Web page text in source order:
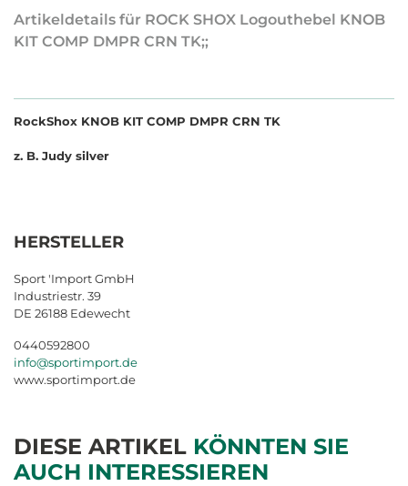
Artikeldetails für ROCK SHOX Logouthebel KNOB
KIT COMP DMPR CRN TK;;
RockShox KNOB KIT COMP DMPR CRN TK
z. B. Judy silver
HERSTELLER
Sport 'Import GmbH
Industriestr. 39
DE 26188 Edewecht
0440592800
info@sportimport.de
www.sportimport.de
DIESE ARTIKEL KÖNNTEN SIE
AUCH INTERESSIEREN